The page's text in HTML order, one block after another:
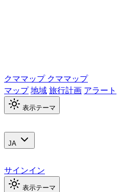
クママップ クママップ
マップ地域旅行計画 アラート
表示テーマ
JA
サインイン
表示テーマ